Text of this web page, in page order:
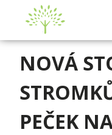
NOVÁ
PEČEK